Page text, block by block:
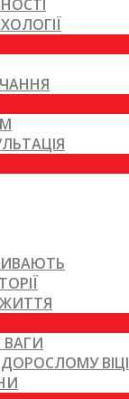
ЖИТТЯ
ВАГИ
ВІЦІ